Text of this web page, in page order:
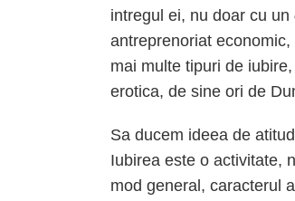
intregul ei, nu doar cu un
antreprenoriat
mai multe tipuri de
erotica, de sine ori de
Sa ducem ideea de
Iubirea este o activitate,
mod general, caracterul